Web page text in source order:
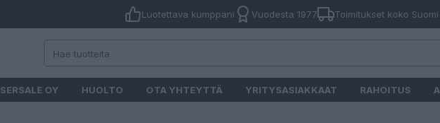
Luotettava kumppani Vuodesta 1977 Toimitukset koko Suomi
SERSALE OY HUOLTO OTA YHTEYTTÄ YRITYSASIAKKAAT RAHOITUS